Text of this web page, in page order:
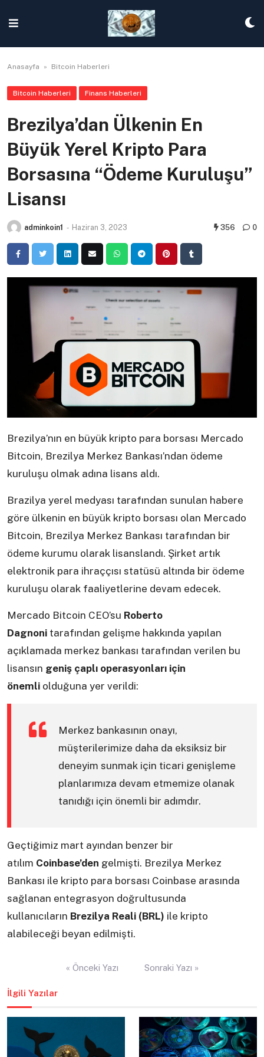
content
Anasayfa » Bitcoin Haberleri
Bitcoin Haberleri Finans Haberleri
Brezilya’dan Ülkenin En
Büyük Yerel Kripto Para
Borsasına “Ödeme Kuruluşu”
Lisansı
adminkoin1 - Haziran 3, 2023 356 0
Brezilya’nın en büyük kripto para borsası Mercado
Bitcoin, Brezilya Merkez Bankası’ndan ödeme
kuruluşu olmak adına lisans aldı.
Brazilya yerel medyası tarafından sunulan habere
göre ülkenin en büyük kripto borsası olan Mercado
Bitcoin, Brezilya Merkez Bankası tarafından bir
ödeme kurumu olarak lisanslandı. Şirket artık
elektronik para ihraççısı statüsü altında bir ödeme
kuruluşu olarak faaliyetlerine devam edecek.
Mercado Bitcoin CEO’su Roberto
Dagnoni tarafından gelişme hakkında yapılan
açıklamada merkez bankası tarafından verilen bu
lisansın geniş çaplı operasyonları için
önemli olduğuna yer verildi:
Merkez bankasının onayı,
müşterilerimize daha da eksiksiz bir
deneyim sunmak için ticari genişleme
planlarımıza devam etmemize olanak
tanıdığı için önemli bir adımdır.
Geçtiğimiz mart ayından benzer bir
atılım Coinbase’den gelmişti. Brezilya Merkez
Bankası ile kripto para borsası Coinbase arasında
sağlanan entegrasyon doğrultusunda
kullanıcıların Brezilya Reali (BRL) ile kripto
alabileceği beyan edilmişti.
« Önceki Yazı Sonraki Yazı »
İlgili Yazılar